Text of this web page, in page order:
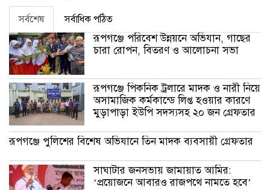
সর্বশেষ সর্বাধিক পঠিত
রূপগঞ্জে পরিবেশ উন্নয়নে অভিযান, গাছের
চারা রোপন, বিতরণ ও আলোচনা সভা
রূপগঞ্জে পিকনিক ট্রলারে মাদক ও নারী নিয়ে
অসামাজিক কর্মকান্ডে লিপ্ত হওয়ার কারণে
মুড়াপাড়া ইউপি সদস্যসহ ২০ জন গ্রেফতার
রূপগঞ্জে পুলিশের বিশেষ অভিযানে তিন মাদক ব্যবসায়ী গ্রেফতার
সাঘাটার জনসভায় জামায়াত আমির:
‘প্রয়োজনে আবারও রাজপথে নামতে হবে’